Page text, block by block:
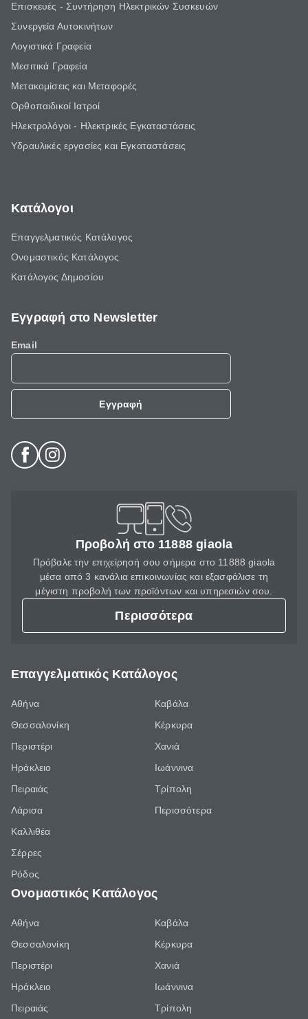
Επισκευές - Συντήρηση Ηλεκτρικών Συσκευών
Συνεργεία Αυτοκινήτων
Λογιστικά Γραφεία
Μεσιτικά Γραφεία
Μετακομίσεις και Μεταφορές
Ορθοπαιδικοί Ιατροί
Ηλεκτρολόγοι - Ηλεκτρικές Εγκαταστάσεις
Υδραυλικές εργασίες και Εγκαταστάσεις
Κατάλογοι
Επαγγελματικός Κατάλογος
Ονομαστικός Κατάλογος
Κατάλογος Δημοσίου
Εγγραφή στο Newsletter
Email
Εγγραφή
Προβολή στο 11888 giaola
Πρόβαλε την επιχείρησή σου σήμερα στο 11888 giaola
μέσα από 3 κανάλια επικοινωνίας και εξασφάλισε τη
μέγιστη προβολή των προϊόντων και υπηρεσιών σου.
Περισσότερα
Επαγγελματικός Κατάλογος
Αθήνα
Θεσσαλονίκη
Περιστέρι
Ηράκλειο
Πειραιάς
Λάρισα
Καλλιθέα
Σέρρες
Ρόδος
Καβάλα
Κέρκυρα
Χανιά
Ιωάννινα
Τρίπολη
Περισσότερα
Ονομαστικός Κατάλογος
Αθήνα
Θεσσαλονίκη
Περιστέρι
Ηράκλειο
Πειραιάς
Καβάλα
Κέρκυρα
Χανιά
Ιωάννινα
Τρίπολη